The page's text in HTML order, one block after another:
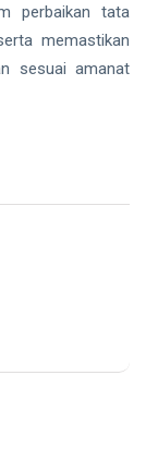
perbaikan tata
memastikan
sesuai amanat